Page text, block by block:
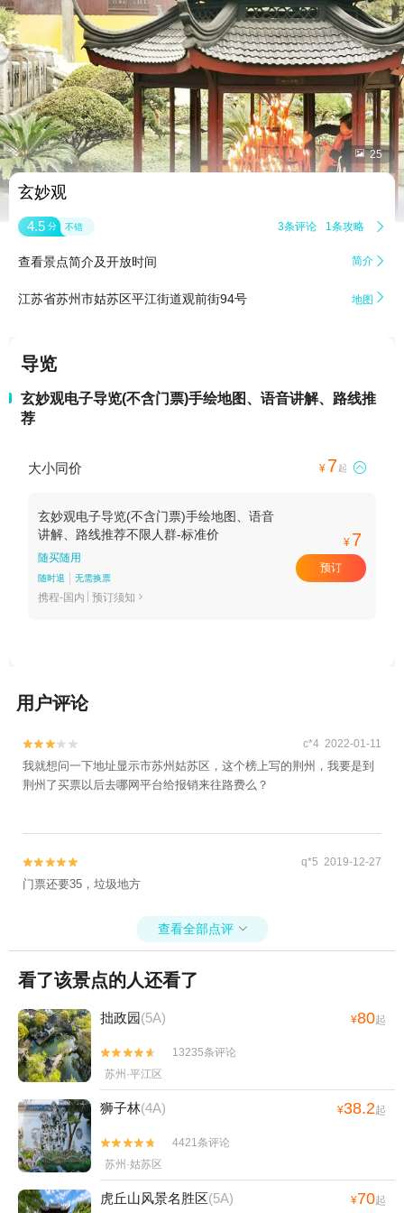
 25
玄妙观
4.5 分 不错 3条评论 1条攻略 
查看景点简介及开放时间 简介 
江苏省苏州市姑苏区平江街道观前街94号 地图 
导览
玄妙观电子导览(不含门票)手绘地图、语音讲解、路线推
荐
大小同价 ¥ 7起 
玄妙观电子导览(不含门票)手绘地图、语音
讲解、路线推荐不限人群-标准价
随买随用
随时退 无需换票
携程-国内 预订须知 
¥ 7
预订
用户评论

 c*4 2022-01-11
我就想问一下地址显示市苏州姑苏区，这个榜上写的荆州，我要是到
荆州了买票以后去哪网平台给报销来往路费么？

 q*5 2019-12-27
门票还要35，垃圾地方
查看全部点评 
看了该景点的人还看了
拙政园(5A) ¥80起


13235条评论
苏州·平江区
狮子林(4A) ¥38.2起


4421条评论
苏州·姑苏区
虎丘山风景名胜区(5A) ¥70起
